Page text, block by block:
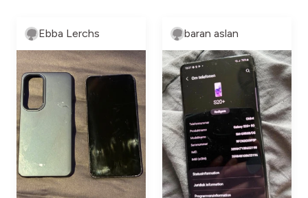
Ebba Lerchs baran aslan